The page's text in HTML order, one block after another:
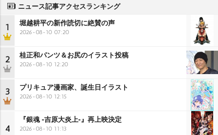
ニュース記事アクセスランキング
1 堀越耕平の新作読切に絶賛の声
2026-08-10 07:20
2 桂正和パンツ＆お尻のイラスト投稿
2026-08-10 12:20
3 プリキュア漫画家、誕生日イラスト
2026-08-10 12:15
4
『銀魂 -吉原大炎上-』再上映決定
2026-08-10 11:13